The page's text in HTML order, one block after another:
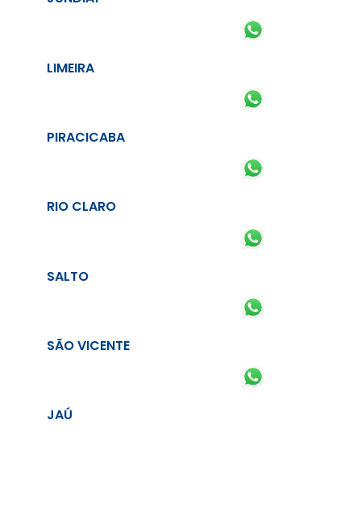
LIMEIRA
PIRACICABA
RIO CLARO
SALTO
SÃO VICENTE
JAÚ